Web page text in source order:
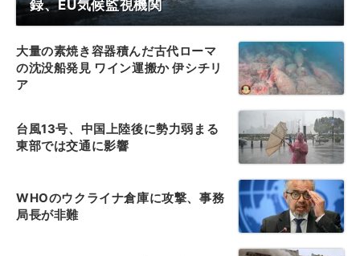
録、EU気候監視機関
大量の素焼き容器積んだ古代ローマ
の沈没船発見 ワイン運搬か 伊シチリ
ア
台風13号、中国上陸後に勢力弱まる
東部では交通に影響
WHOのウクライナ倉庫に攻撃、事務
局長が非難